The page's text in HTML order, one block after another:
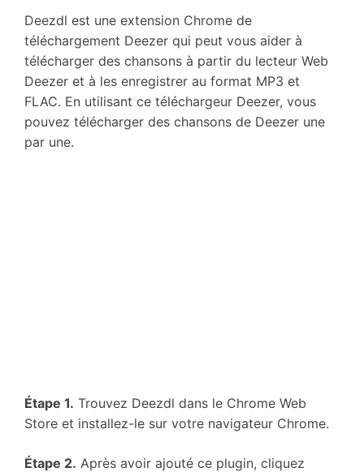
Deezdl est une extension Chrome de
téléchargement Deezer qui peut vous aider à
télécharger des chansons à partir du lecteur Web
Deezer et à les enregistrer au format MP3 et
FLAC. En utilisant ce téléchargeur Deezer, vous
pouvez télécharger des chansons de Deezer une
par une.
Étape 1. Trouvez Deezdl dans le Chrome Web
Store et installez-le sur votre navigateur Chrome.
Étape 2. Après avoir ajouté ce plugin, cliquez